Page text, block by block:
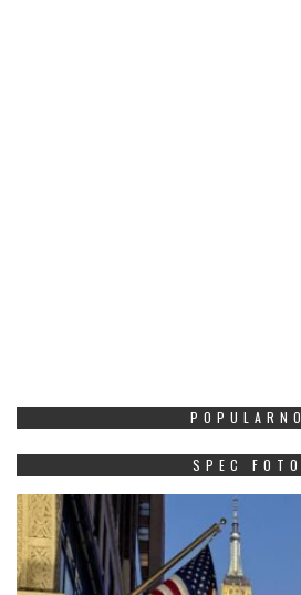
POPULARNO
SPEC FOTO